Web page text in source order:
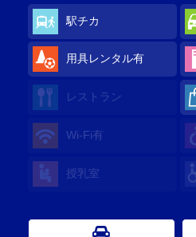
駅チカ
用具レンタル有
レストラン
Wi-Fi有
授乳室